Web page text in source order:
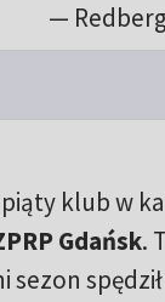
—
klub w
Gdańsk.
sezon